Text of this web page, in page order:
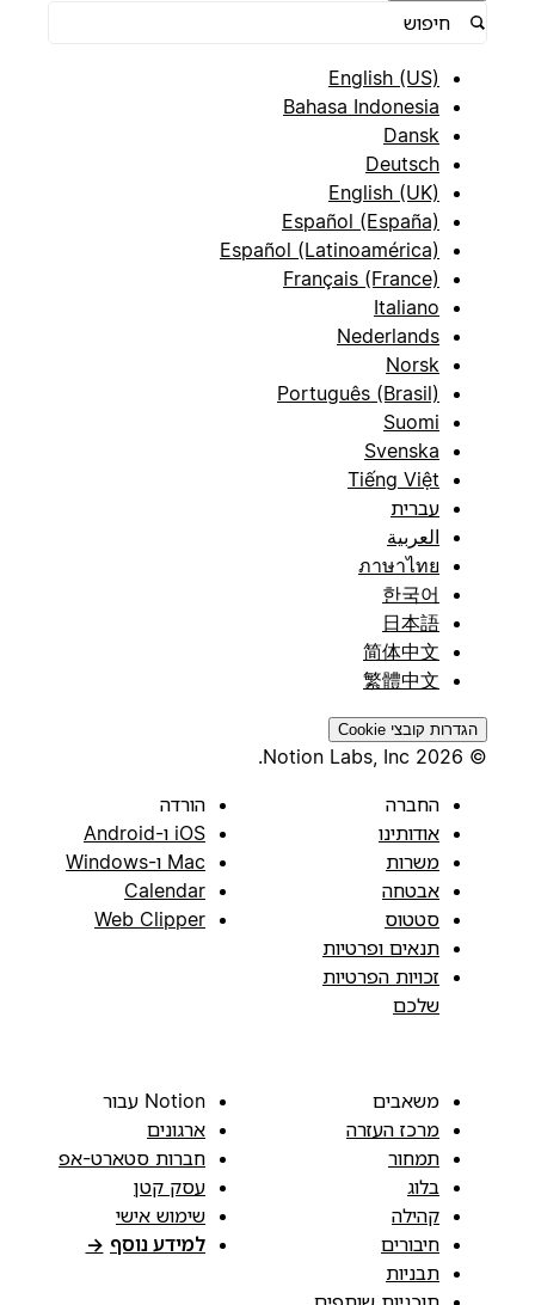
English (US)
Bahasa Indonesia
Dansk
Deutsch
English (UK)
Español (España)
Español (Latinoamérica)
Français (France)
Italiano
Nederlands
Norsk
Português (Brasil)
Suomi
Svenska
Tiếng Việt
עברית
العربية
ภาษาไทย
한국어
日本語
简体中文
繁體中文
הגדרות קובצי Cookie
© 2026 Notion Labs, Inc.
החברה
אודותינו
משרות
אבטחה
סטטוס
תנאים ופרטיות
זכויות הפרטיות
שלכם
הורדה
iOS ו-Android
Mac ו-Windows
Calendar
Web Clipper
משאבים
מרכז העזרה
תמחור
בלוג
קהילה
חיבורים
תבניות
Notion עבור
ארגונים
חברות סטארט-אפ
עסק קטן
שימוש אישי
למידע נוסף →